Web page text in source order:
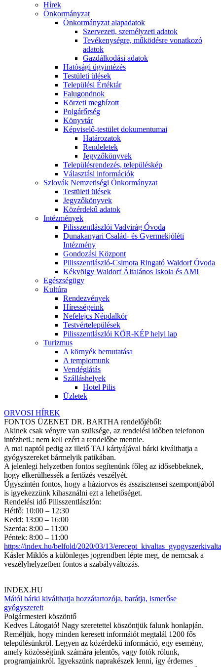
Hírek
Önkormányzat
Önkormányzat alapadatok
Szervezeti, személyzeti adatok
Tevékenységre, működésre vonatkozó
adatok
Gazdálkodási adatok
Hatósági ügyintézés
Testületi ülések
Települési Értéktár
Falugondnok
Körzeti megbízott
Polgárőrség
Könyvtár
Képviselő-testület dokumentumai
Határozatok
Rendeletek
Jegyzőkönyvek
Településrendezés, településkép
Választási információk
Szlovák Nemzetiségi Önkormányzat
Testületi ülések
Jegyzőkönyvek
Közérdekű adatok
Intézmények
Pilisszentlászlói Vadvirág Óvoda
Dunakanyari Család- és Gyermekjóléti
Intézmény
Gondozási Központ
Pilisszentlászló-Csimota Ringató Waldorf Óvoda
Kékvölgy Waldorf Általános Iskola és AMI
Egészségügy
Kultúra
Rendezvények
Hírességeink
Nefelejcs Népdalkör
Testvértelepülések
Pilisszentlászlói KÖR-KÉP helyi lap
Turizmus
A környék bemutatása
A templomunk
Vendéglátás
Szálláshelyek
Hotel Pilis
Üzletek
ORVOSI HÍREK
FONTOS ÜZENET DR. BARTHA rendelőjéből:
Akinek csak vényre van szüksége, az rendelési időben telefonon
intézheti.: nem kell ezért a rendelőbe mennie.
A mai naptól pedig az illető TAJ kártyájával bárki kiválthatja a
gyógyszereket bármelyik patikában.
A jelenlegi helyzetben fontos segítenünk főleg az idősebbeknek,
hogy elkerülhessék a fertőzés veszélyét.
Úgyszintén fontos, hogy a háziorvos és asszisztensei szempontjából
is igyekezzünk kihasználni ezt a lehetőséget.
Rendelési idő Pilisszentlászlón:
Hétfő: 10:00 – 12:30
Kedd: 13:00 – 16:00
Szerda: 8:00 – 11:00
Péntek: 8:00 – 11:00
https://index.hu/belfold/2020/03/13/
Kásler Miklós a különleges jogrendben lépte meg, de nemcsak a
veszélyhelyzetben fontos a szabályváltozás.
INDEX.HU
Mától bárki kiválthatja hozzátartozója, barátja, ismerőse
gyógyszereit
Polgármesteri köszöntő
Kedves Látogató! Nagy szeretettel köszöntjük falunk honlapján.
Reméljük, hogy minden keresett informáiót megtalál 1200 fős
településünkröl. Legyen az közérdekű információ, egy esemény,
amely közösségünk számára jelentős, vagy fotók rólunk,
programjainkról. Igyekszünk naprakészek lenni, így érdemes